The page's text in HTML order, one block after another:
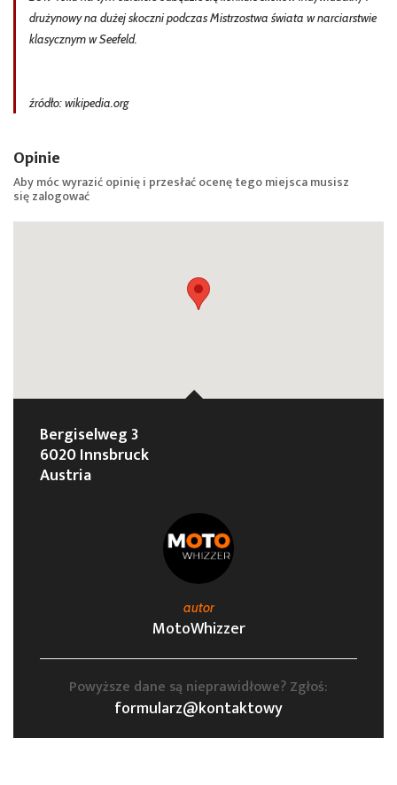
drużynowy na dużej skoczni podczas Mistrzostwa świata w narciarstwie
klasycznym w Seefeld.
źródło: wikipedia.org
Opinie
Aby móc wyrazić opinię i przesłać ocenę tego miejsca musisz
sięzalogować
Bergiselweg 3
6020 Innsbruck
Austria
autor
MotoWhizzer
Powyższe dane są nieprawidłowe? Zgłoś:
formularz@kontaktowy